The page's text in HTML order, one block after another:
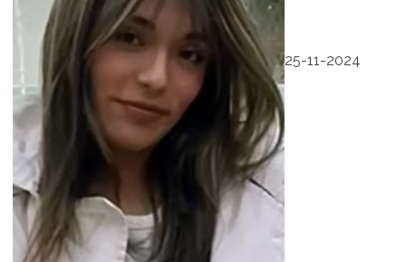
25-11-2024